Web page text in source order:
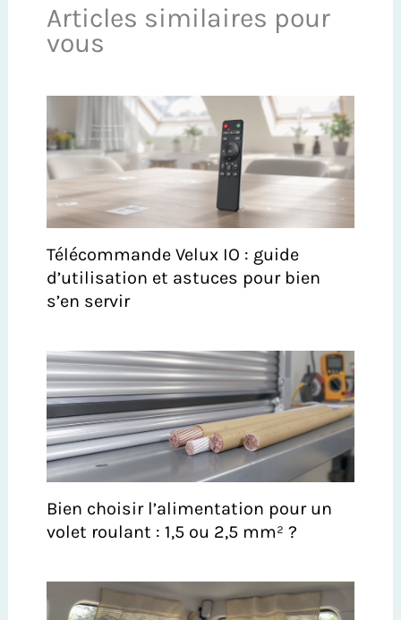
Articles similaires pour
vous
Télécommande Velux IO : guide
d’utilisation et astuces pour bien
s’en servir
Bien choisir l’alimentation pour un
volet roulant : 1,5 ou 2,5 mm² ?